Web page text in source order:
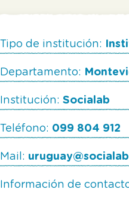
Tipo de institución:
Departamento:
Institución: Socialab
Teléfono: 099 804 912
Mail:
Información de